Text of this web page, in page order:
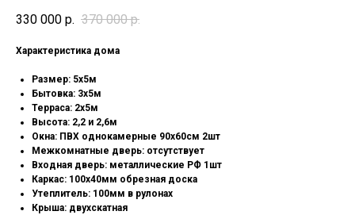
330 000 р. 370 000 р.
Характеристика дома
Размер: 5х5м
Бытовка: 3х5м
Терраса: 2х5м
Высота: 2,2 и 2,6м
Окна: ПВХ однокамерные 90х60см 2шт
Межкомнатные дверь: отсутствует
Входная дверь: металлические РФ 1шт
Каркас: 100х40мм обрезная доска
Утеплитель: 100мм в рулонах
Крыша: двухскатная